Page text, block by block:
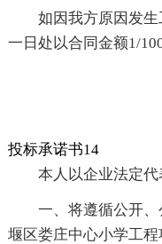
如因我方原因发
一日处以合同金额1/
投标承诺书14
本人以企业法定代
一、将遵循公开
堰区娄庄中心小学工程